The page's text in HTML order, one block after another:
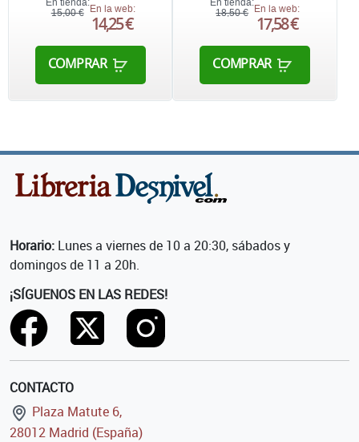
En tienda:
15,00 € En la web:
14,25 €
COMPRAR
En tienda:
18,50 €
En la web:
17,58 €
COMPRAR
Horario: Lunes a viernes de 10 a 20:30, sábados y
domingos de 11 a 20h.
¡SÍGUENOS EN LAS REDES!
CONTACTO
Plaza Matute 6,
28012 Madrid (España)